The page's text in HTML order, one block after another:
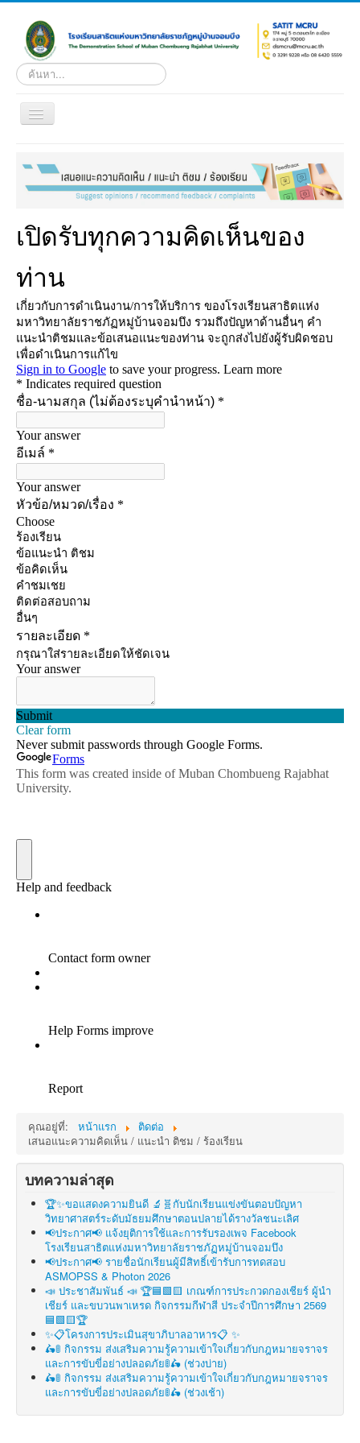
ค้นหา...
Toggle
เกี่ยวกับโรงเรียน
ดาวน์โหลด
ระบบผลการเรียนออนไลน์
บริการ
เอกสารเผยแพร่
รับสมัครนักเรียนใหม่
ติดต่อ
Facebook
Youtube
LINE
ถาม-ตอบ(Q&A)
คุณอยู่ที่: หน้าแรก
ติดต่อ
เสนอแนะความคิดเห็น / แนะนำ ติชม / ร้องเรียน
บทความล่าสุด
🏆✨ขอแสดงความยินดี 🔬🧬กับนักเรียนแข่งขันตอบปัญหา
วิทยาศาสตร์ระดับมัธยมศึกษาตอนปลายได้รางวัลชนะเลิศ
📢ประกาศ📢 แจ้งยุติการใช้และการรับรองเพจ Facebook
โรงเรียนสาธิตแห่งมหาวิทยาลัยราชภัฏหมู่บ้านจอมบึง
📢ประกาศ📢 รายชื่อนักเรียนผู้มีสิทธิ์เข้ารับการทดสอบ
ASMOPSS & Photon 2026
📣 ประชาสัมพันธ์ 📣 🏆🟦🟩🟨 เกณฑ์การประกวดกองเชียร์ ผู้นำ
เชียร์ และขบวนพาเหรด กิจกรรมกีฬาสี ประจำปีการศึกษา 2569
🟦🟩🟨🏆
✨📋โครงการประเมินสุขาภิบาลอาหาร📋 ✨
🛵🚦 กิจกรรม ส่งเสริมความรู้ความเข้าใจเกี่ยวกับกฎหมายจราจร
และการขับขี่อย่างปลอดภัย🚦🛵 (ช่วงบ่าย)
🛵🚦 กิจกรรม ส่งเสริมความรู้ความเข้าใจเกี่ยวกับกฎหมายจราจร
และการขับขี่อย่างปลอดภัย🚦🛵 (ช่วงเช้า)